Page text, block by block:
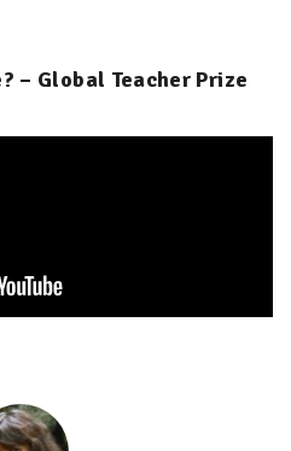
– Global Teacher Prize